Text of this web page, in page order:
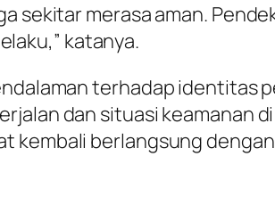
sekitar merasa aman.
katanya.
terhadap identitas
dan situasi keamanan
kembali berlangsung